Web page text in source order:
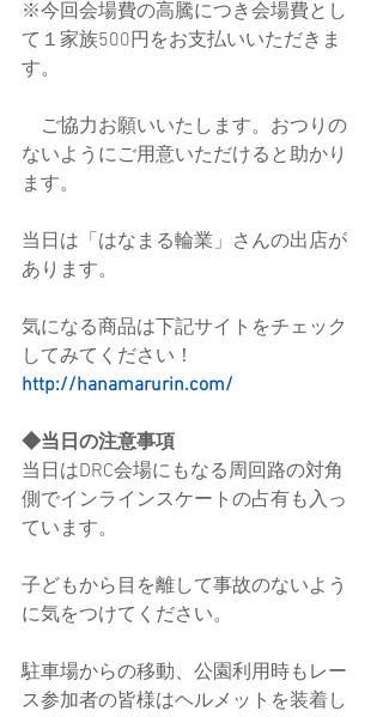
※今回会場費の高騰につき会場費とし
て１家族500円をお支払いいただきま
す。
ご協力お願いいたします。おつりの
ないようにご用意いただけると助かり
ます。
当日は「はなまる輪業」さんの出店が
あります。
気になる商品は下記サイトをチェック
してみてください！
http://hanamarurin.com/
◆当日の注意事項
当日はDRC会場にもなる周回路の対角
側でインラインスケートの占有も入っ
ています。
子どもから目を離して事故のないよう
に気をつけてください。
駐車場からの移動、公園利用時もレー
ス参加者の皆様はヘルメットを装着し